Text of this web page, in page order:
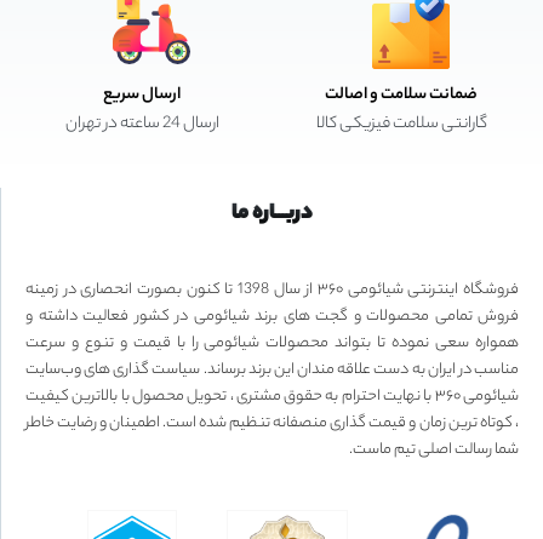
ضمانت سلامت و اصالت
گارانتی سلامت فیزیکی کالا
ارسال سریع
ارسال 24 ساعته در تهران
دربـــاره ما
فروشگاه اینترنتی شیائومی ۳۶۰ از سال 1398 تا کنون بصورت انحصاری در زمینه
فروش تمامی محصولات و گجت های برند شیائومی در کشور فعالیت داشته و
همواره سعی نموده تا بتواند محصولات شیائومی را با قیمت و تنوع و سرعت
مناسب در ایران به دست علاقه مندان این برند برساند. سیاست گذاری های وب‌سایت
شیائومی ۳۶۰ با نهایت احترام به حقوق مشتری ، تحویل محصول با بالاترین کیفیت
، کوتاه ترین زمان و قیمت گذاری منصفانه تنظیم شده است. اطمینان و رضایت خاطر
شما رسالت اصلی تیم ماست.